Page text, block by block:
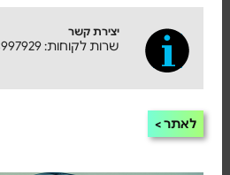
יצירת קשר
שרות לקוחות: 09-8997929
לאתר